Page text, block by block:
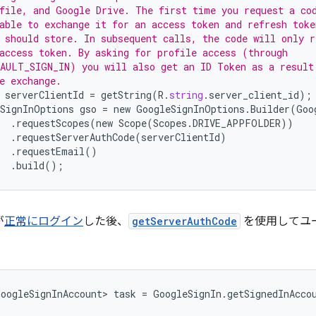
and Google Drive. The first time you request a
to exchange it for an access token and refresh
store. In subsequent calls, the code will only
token. By asking for profile access (through
you will also get an ID Token as a
exchange.
serverClientId = getString(R . string . server_client_id);
gso = new GoogleSignInOptions .Builder(
. requestScopes(new Scope(Scopes .DRIVE_APPFOLDER))
. requestServerAuthCode(serverClientId)
. requestEmail()
.build();
正常にログイン した後、 getServerAuthCode を使用してユ
task =